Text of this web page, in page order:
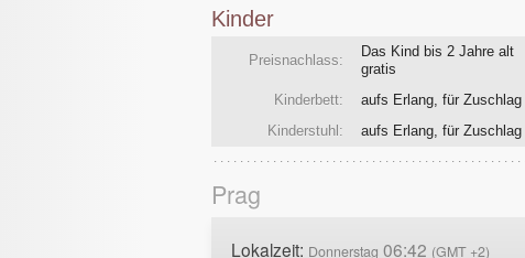
Kinder
Preisnachlass:
Das Kind bis 2 Jahre alt
gratis
Kinderbett:
aufs Erlang, für Zuschlag
Kinderstuhl:
aufs Erlang, für Zuschlag
Prag
Lokalzeit: Donnerstag 06:42 (GMT +2)